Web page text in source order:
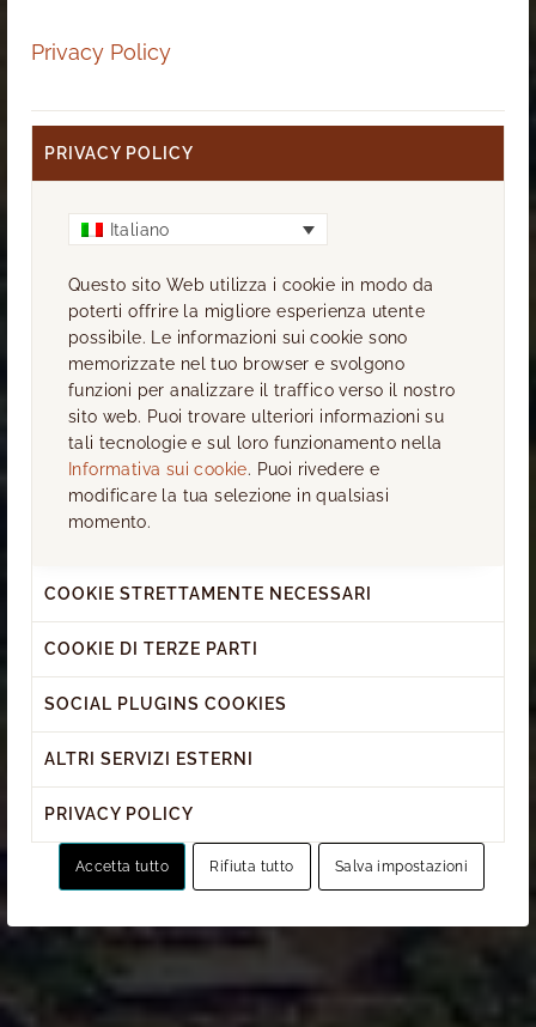
Privacy Policy
PRIVACY POLICY
Italiano
Questo sito Web utilizza i cookie in modo da
poterti offrire la migliore esperienza utente
possibile. Le informazioni sui cookie sono
memorizzate nel tuo browser e svolgono
funzioni per analizzare il traffico verso il nostro
sito web. Puoi trovare ulteriori informazioni su
tali tecnologie e sul loro funzionamento nella
Informativa sui cookie. Puoi rivedere e
modificare la tua selezione in qualsiasi
momento.
COOKIE STRETTAMENTE NECESSARI
COOKIE DI TERZE PARTI
SOCIAL PLUGINS COOKIES
ALTRI SERVIZI ESTERNI
PRIVACY POLICY
Accetta tutto Rifiuta tutto Salva impostazioni